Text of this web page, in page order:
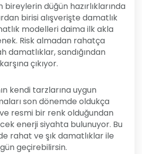
düğün hazırlıklarında
birisi alışverişte damatlık
modelleri daima ilk akla
Risk almadan rahatça
damatlıklar, sandığından
çıkıyor.
kendi tarzlarına uygun
son dönemde oldukça
resmi bir renk olduğundan
enerji siyahta bulunuyor. Bu
rahat ve şık damatlıklar ile
geçirebilirsin.